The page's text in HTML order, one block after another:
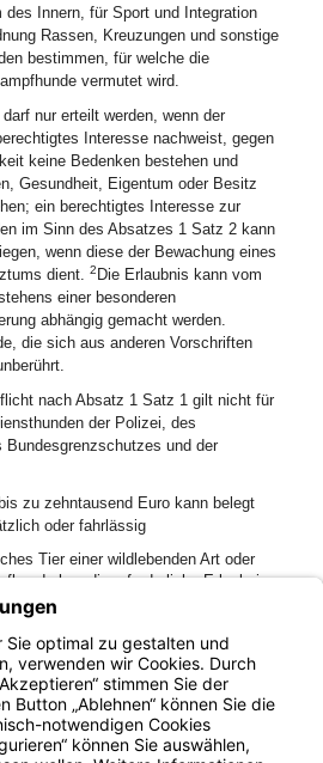
Innern, für Sport und Integration
Rassen, Kreuzungen und sonstige
bestimmen, für welche die
vermutet wird.
nur erteilt werden, wenn der
Interesse nachweist, gegen
keine Bedenken bestehen und
Gesundheit, Eigentum oder Besitz
ein berechtigtes Interesse zur
im Sinn des Absatzes 1 Satz 2 kann
wenn diese der Bewachung eines
dient. 2 Die Erlaubnis kann vom
einer besonderen
abhängig gemacht werden.
die sich aus anderen Vorschriften
nach Absatz 1 Satz 1 gilt nicht für
der Polizei, des
und der
zu zehntausend Euro kann belegt
oder fahrlässig
Tier einer wildlebenden Art oder
ohne die erforderliche Erlaubnis
verbundenen vollziehbaren
erfüllt.